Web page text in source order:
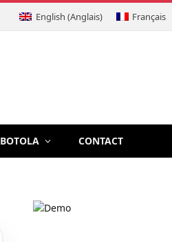
English (Anglais) Français
BOTOLA CONTACT